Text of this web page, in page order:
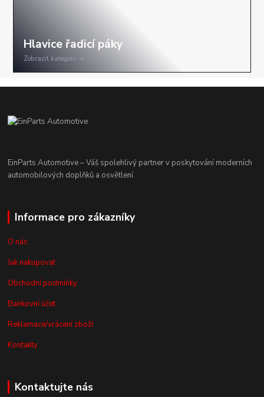
Zobrazit kategorii
EinParts Automotive – Váš spolehlivý partner v poskytování moderních
automobilových doplňků a osvětlení.
Informace pro zákazníky
O nás
Jak nakupovat
Obchodní podmínky
Bankovní účet
Reklamace/vrácení zboží
Kontakty
Kontaktujte nás